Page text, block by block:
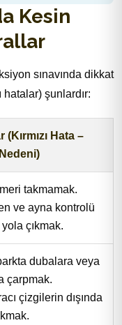
Kesin
sınavında dikkat
hatalar) şunlardır:
(Kırmızı Hata –
takmamak.
ve ayna kontrolü
çıkmak.
dubalara veya
çarpmak.
çizgilerin dışında